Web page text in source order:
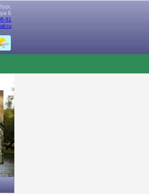
Б
81